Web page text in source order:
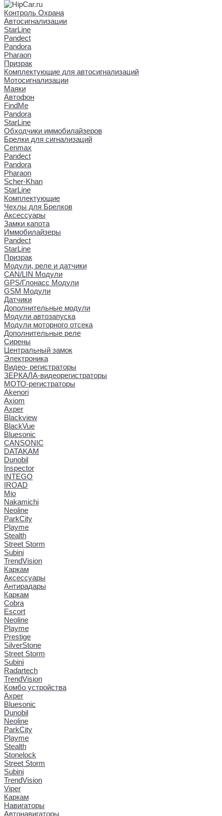
Контроль Охрана
Автосигнализации
StarLine
Pandect
Pandora
Pharaon
Призрак
Комплектующие для автосигнализаций
Мотосигнализации
Маяки
Автофон
FindMe
Pandora
StarLine
Обходчики иммобилайзеров
Брелки для сигнализаций
Cenmax
Pandect
Pandora
Pharaon
Scher-Khan
StarLine
Комплектующие
Чехлы для Брелков
Аксессуары
Замки капота
Иммобилайзеры
Pandect
StarLine
Призрак
Модули, реле и датчики
CAN/LIN Модули
GPS/Глонасс Модули
GSM Модули
Датчики
Дополнительные модули
Модули автозапуска
Модули моторного отсека
Дополнительные реле
Сирены
Центральный замок
Электроника
Видео- регистраторы
ЗЕРКАЛА-видеорегистраторы
МОТО-регистраторы
Akenori
Axiom
Axper
Blackview
BlackVue
Bluesonic
CANSONIC
DATAKAM
Dunobil
Inspector
INTEGO
IROAD
Mio
Nakamichi
Neoline
ParkCity
Playme
Stealth
Street Storm
Subini
TrendVision
Каркам
Аксессуары
Антирадары
Каркам
Cobra
Escort
Neoline
Playme
Prestige
SilverStone
Street Storm
Subini
Radartech
TrendVision
Комбо устройства
Axper
Bluesonic
Dunobil
Neoline
ParkCity
Playme
Stealth
Stonelock
Street Storm
Subini
TrendVision
Viper
Каркам
Навигаторы
Автонавигаторы